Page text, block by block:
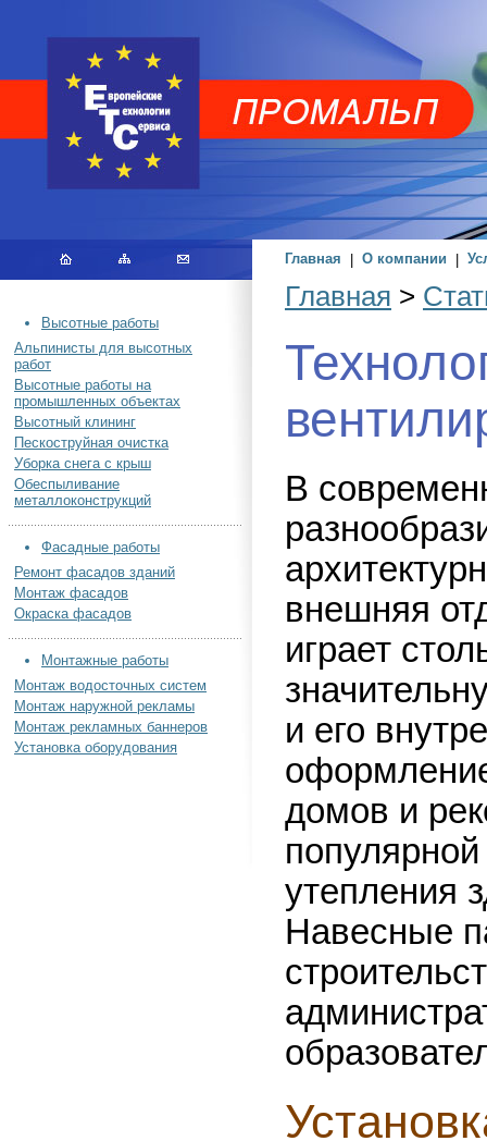
Главная О компании
Высотные работы
Альпинисты для высотных
работ
Высотные работы на
промышленных объектах
Высотный клининг
Пескоструйная очистка
Уборка снега с крыш
Обеспыливание
металлоконструкций
Фасадные работы
Ремонт фасадов зданий
Монтаж фасадов
Окраска фасадов
Монтажные работы
Монтаж водосточных систем
Монтаж наружной рекламы
Монтаж рекламных баннеров
Установка оборудования
Главная >
В
внешняя
играет
и его
домов и
утепления
Навесные